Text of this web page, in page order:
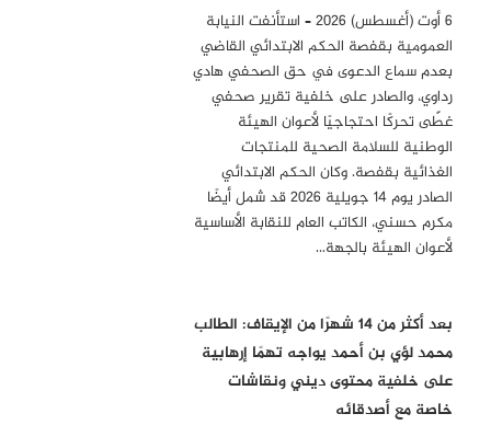
6 أوت (أغسطس) 2026 – استأنفت النيابة
العمومية بقفصة الحكم الابتدائي القاضي
بعدم سماع الدعوى في حق الصحفي هادي
رداوي، والصادر على خلفية تقرير صحفي
غطّى تحركًا احتجاجيًا لأعوان الهيئة
الوطنية للسلامة الصحية للمنتجات
الغذائية بقفصة. وكان الحكم الابتدائي
الصادر يوم 14 جويلية 2026 قد شمل أيضًا
مكرم حسني، الكاتب العام للنقابة الأساسية
لأعوان الهيئة بالجهة…
بعد أكثر من 14 شهرًا من الإيقاف: الطالب
محمد لؤي بن أحمد يواجه تهمًا إرهابية
على خلفية محتوى ديني ونقاشات
خاصة مع أصدقائه